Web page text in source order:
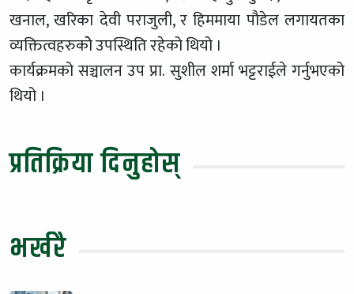
खनाल, खरिका देवी पराजुली, र हिममाया पौडेल लगायतका
व्यक्तित्वहरुकोे उपस्थिति रहेको थियो ।
कार्यक्रमको सञ्चालन उप प्रा. सुशील शर्मा भट्टराईले गर्नुभएको
थियो ।
प्रतिक्रिया दिनुहोस्
भर्खरै